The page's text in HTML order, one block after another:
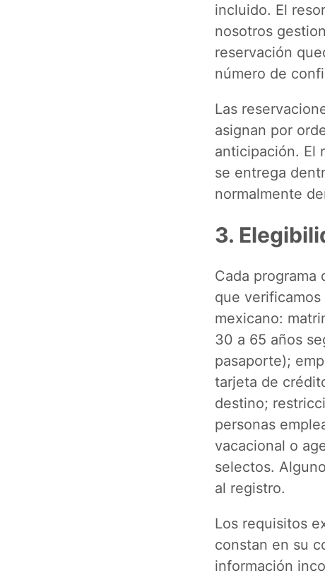
incluido. El
nosotros
reservación
número de
Las
asignan por
anticipación. El
se entrega
normalmente
3.
Cada
que
mexicano:
30 a 65 años
pasaporte);
tarjeta de
destino;
personas
vacacional o
selectos.
al registro.
Los requisitos
constan en su
información